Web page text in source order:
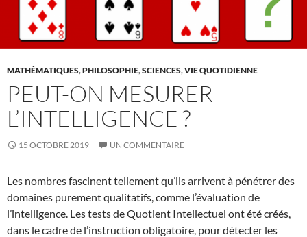
MATHÉMATIQUES,PHILOSOPHIE,SCIENCES,VIE QUOTIDIENNE
PEUT-ON MESURER
L’INTELLIGENCE ?
15 OCTOBRE 2019 UN COMMENTAIRE
Les nombres fascinent tellement qu’ils arrivent à pénétrer des
domaines purement qualitatifs, comme l’évaluation de
l’intelligence. Les tests de Quotient Intellectuel ont été créés,
dans le cadre de l’instruction obligatoire, pour détecter les